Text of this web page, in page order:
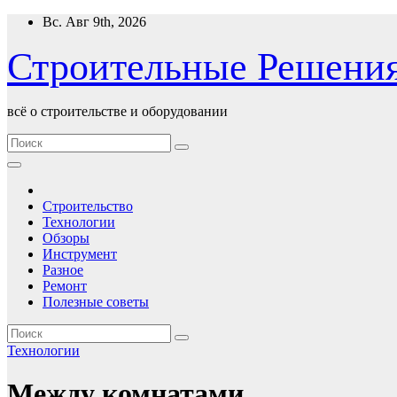
Перейти
содержимому
Вс. Авг 9th, 2026
Строительные
всё о строительстве и оборудовании
Строительство
Технологии
Обзоры
Инструмент
Разное
Ремонт
Полезные советы
Технологии